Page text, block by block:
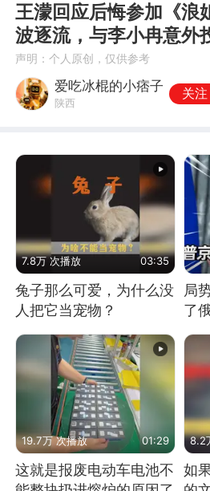
王濛回应后悔参加《浪
波逐流，与李小冉意外
声明：个人原创，仅供参考
爱吃冰棍的小痞子
陕西
关注
7.8万 次播放 03:35
兔子那么可爱，为什么没
人把它当宠物？
局
了
19.7万 次播放 01:29
这就是报废电动车电池不
8.2
如